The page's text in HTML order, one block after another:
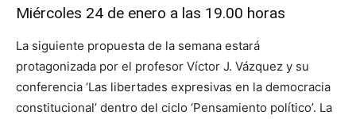
Miércoles 24 de enero a las 19.00 horas
La siguiente propuesta de la semana estará
protagonizada por el profesor Víctor J. Vázquez y su
conferencia ‘Las libertades expresivas en la democracia
constitucional’ dentro del ciclo ‘Pensamiento político’. La